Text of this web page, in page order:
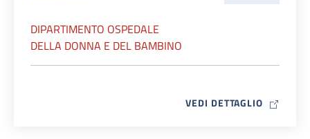
DIPARTIMENTO OSPEDALE
DELLA DONNA E DEL BAMBINO
VEDI DETTAGLIO MAP ICON